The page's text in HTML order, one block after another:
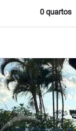
0 quartos